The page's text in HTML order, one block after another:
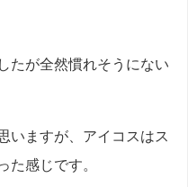
たが全然慣れそうにない
いますが、アイコスはス
た感じです。